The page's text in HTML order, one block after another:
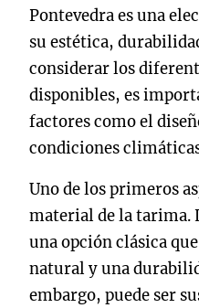
Pontevedra es una
su estética,
considerar los
disponibles, es
factores como el
condiciones
Uno de los primeros
material de la tarima.
una opción clásica
natural y una
embargo, puede ser